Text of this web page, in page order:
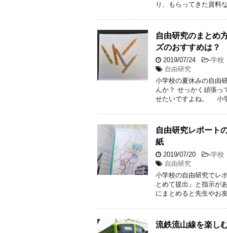
り、もらってきた資料
自由研究のまとめ
ズのおすすめは？
2019/07/24 -学校
自由研究
小学校の夏休みの自由
んか？ せっかく頑張っ
せたいですよね。 小
自由研究レポート
紙
2019/07/20 -学校
自由研究
小学校の自由研究でレ
とめて提出」と指示が
にまとめると先生やお
流鉄流山線を楽し